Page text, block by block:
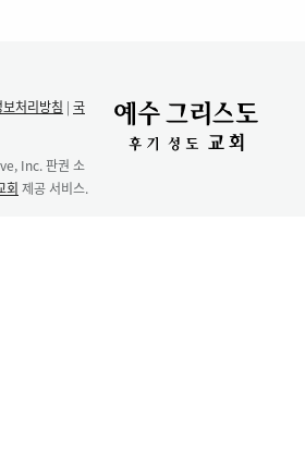
처리방침 | 국
Inc. 판권 소
회 제공 서비스.